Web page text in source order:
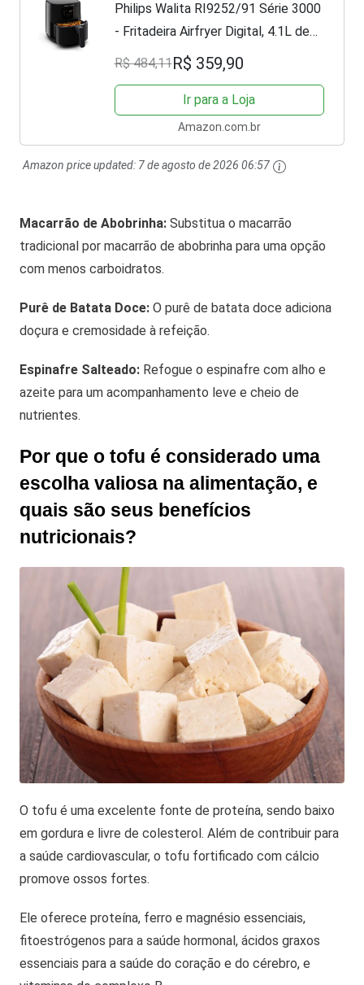
Philips Walita RI9252/91 Série 3000
- Fritadeira Airfryer Digital, 4.1L de
capacidade, 127V, 1400W, Preta
R$ 484,11R$ 359,90
Ir para a Loja
Amazon.com.br
Amazon price updated: 7 de agosto de 2026 06:57
Macarrão de Abobrinha: Substitua o macarrão
tradicional por macarrão de abobrinha para uma opção
com menos carboidratos.
Purê de Batata Doce: O purê de batata doce adiciona
doçura e cremosidade à refeição.
Espinafre Salteado: Refogue o espinafre com alho e
azeite para um acompanhamento leve e cheio de
nutrientes.
Por que o tofu é considerado uma
escolha valiosa na alimentação, e
quais são seus benefícios
nutricionais?
O tofu é uma excelente fonte de proteína, sendo baixo
em gordura e livre de colesterol. Além de contribuir para
a saúde cardiovascular, o tofu fortificado com cálcio
promove ossos fortes.
Ele oferece proteína, ferro e magnésio essenciais,
fitoestrógenos para a saúde hormonal, ácidos graxos
essenciais para a saúde do coração e do cérebro, e